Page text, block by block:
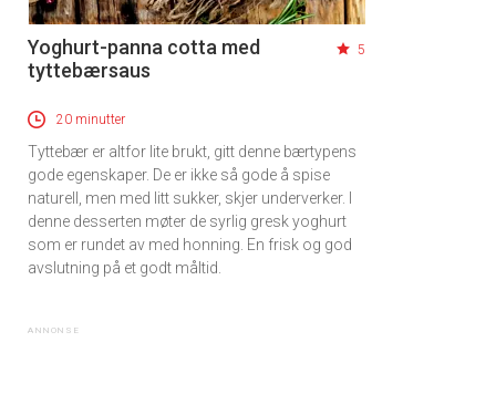
Yoghurt-panna cotta med
tyttebærsaus
5
20 minutter
Tyttebær er altfor lite brukt, gitt denne bærtypens
gode egenskaper. De er ikke så gode å spise
naturell, men med litt sukker, skjer underverker. I
denne desserten møter de syrlig gresk yoghurt
som er rundet av med honning. En frisk og god
avslutning på et godt måltid.